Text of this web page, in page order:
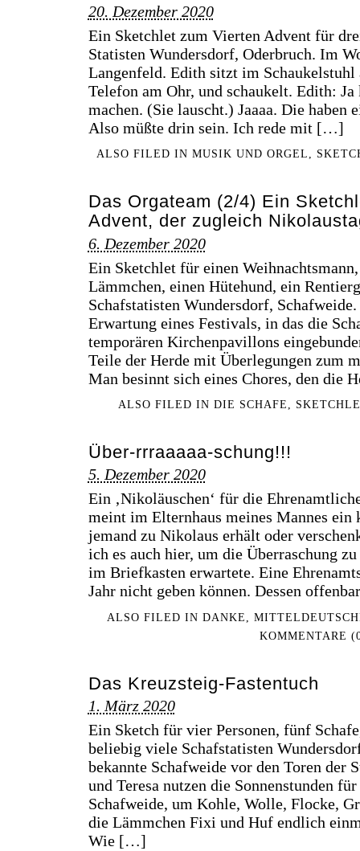
20. Dezember 2020
Ein Sketchlet zum Vierten Advent für
Statisten Wundersdorf, Oderbruch. Im
Langenfeld. Edith sitzt im Schaukelstuhl
Telefon am Ohr, und schaukelt. Edith:
machen. (Sie lauscht.) Jaaaa. Die
Also müßte drin sein. Ich rede mit […]
ALSO FILED INMUSIK UND ORGEL,
Das Orgateam (2/4) Ein
Advent, der zugleich
6. Dezember 2020
Ein Sketchlet für einen
Lämmchen, einen Hütehund, ein
Schafstatisten Wundersdorf,
Erwartung eines Festivals, in das die
temporären Kirchenpavillons
Teile der Herde mit Überlegungen zum
Man besinnt sich eines Chores, den die
ALSO FILED IN DIE SCHAFE
Über-rrraaaaa-schung!!!
5. Dezember 2020
Ein ‚Nikoläuschen‘ für die
meint im Elternhaus meines Mannes ein
jemand zu Nikolaus erhält oder
ich es auch hier, um die Überraschung
im Briefkasten erwartete. Eine
Jahr nicht geben können. Dessen
ALSO FILED IN DANKE
KOMMENTARE
Das Kreuzsteig-Fastentuch
1. März 2020
Ein Sketch für vier Personen, fünf
beliebig viele Schafstatisten
bekannte Schafweide vor den Toren der
und Teresa nutzen die Sonnenstunden
Schafweide, um Kohle, Wolle, Flocke,
die Lämmchen Fixi und Huf endlich
Wie […]